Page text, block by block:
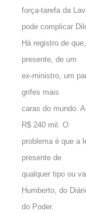
força-tarefa da
pode complicar
Há registro de
presente, de um
ex-ministro, um
grifes mais
caras do mundo.
R$ 240 mil. O
problema é que a
presente de
qualquer tipo ou
Humberto, do
do Poder.